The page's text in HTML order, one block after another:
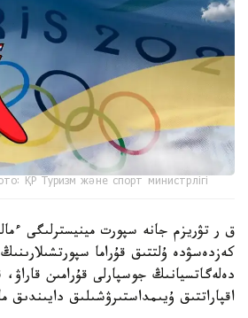
ҚР Туризм және спорт министрлігі
ق ر تۋريزم جانە سپورت مينيسترلىگى
كەزدەسۋدە ۇلتتىق قۇراما
دەلەگاتسيانىڭ جوسپارلى قۇرامىن
اقپاراتتىق ۇيىمداستىرۋشىلىق دايىندىق